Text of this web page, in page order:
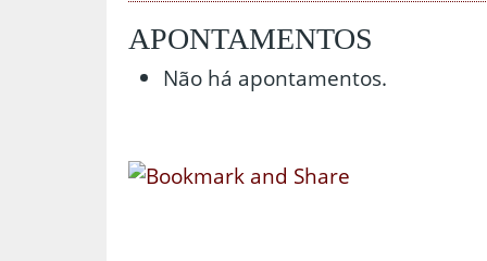
APONTAMENTOS
Não há apontamentos.